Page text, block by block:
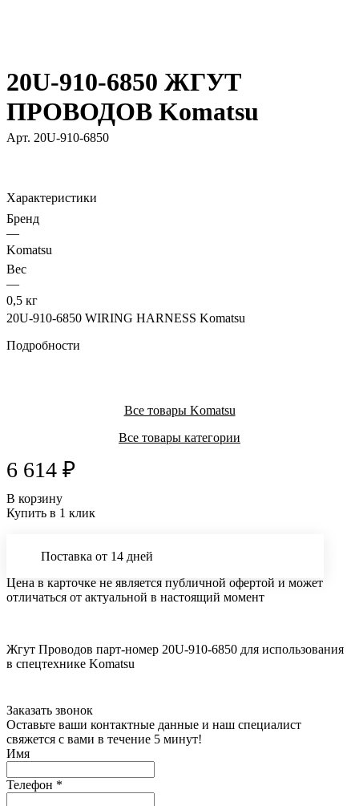
20U-910-6850 ЖГУТ
ПРОВОДОВ Komatsu
Арт. 20U-910-6850
Характеристики
Бренд
—
Komatsu
Вес
—
0,5 кг
20U-910-6850 WIRING HARNESS Komatsu
Подробности
Все товары Komatsu
Все товары категории
6 614 ₽
В корзину
Купить в 1 клик
Поставка от 14 дней
Цена в карточке не является публичной офертой и может
отличаться от актуальной в настоящий момент
Жгут Проводов парт-номер 20U-910-6850 для использования
в спецтехнике Komatsu
Заказать звонок
Оставьте ваши контактные данные и наш специалист
свяжется с вами в течение 5 минут!
Имя
Телефон *